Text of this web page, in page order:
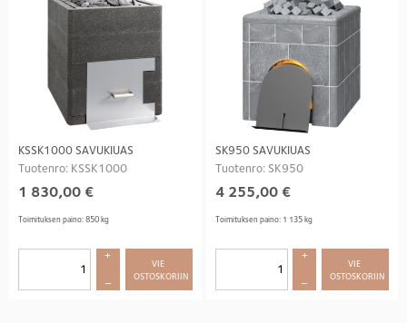
KSSK1000 SAVUKIUAS
Tuotenro: KSSK1000
1 830,00 €
Toimituksen paino: 850 kg
+
–
VIE
OSTOSKORIIN
SK950 SAVUKIUAS
Tuotenro: SK950
4 255,00 €
Toimituksen paino: 1 135 kg
+
–
VIE
OSTOSKORIIN